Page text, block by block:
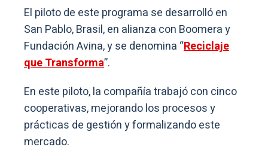
El piloto de este programa se desarrolló en
San Pablo, Brasil, en alianza con Boomera y
Fundación Avina, y se denomina “Reciclaje
que Transforma”.
En este piloto, la compañía trabajó con cinco
cooperativas, mejorando los procesos y
prácticas de gestión y formalizando este
mercado.